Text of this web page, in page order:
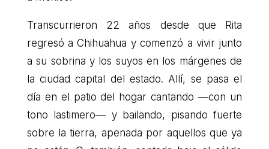
Transcurrieron 22 años desde que Rita
regresó a Chihuahua y comenzó a vivir junto
a su sobrina y los suyos en los márgenes de
la ciudad capital del estado. Allí, se pasa el
día en el patio del hogar cantando —con un
tono lastimero— y bailando, pisando fuerte
sobre la tierra, apenada por aquellos que ya